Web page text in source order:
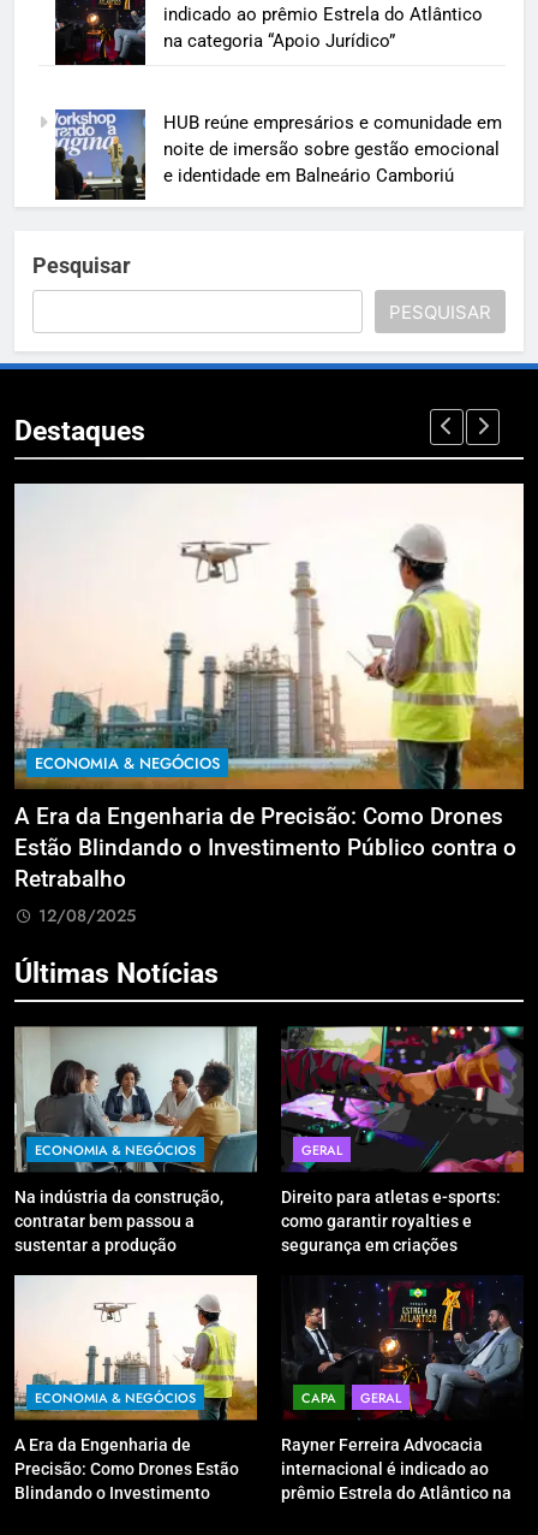
indicado ao prêmio Estrela do Atlântico
na categoria “Apoio Jurídico”
HUB reúne empresários e comunidade em
noite de imersão sobre gestão emocional
e identidade em Balneário Camboriú
Pesquisar
PESQUISAR
Destaques
ECONOMIA & NEGÓCIOS
A Era da Engenharia de Precisão: Como Drones
Estão Blindando o Investimento Público contra o
Retrabalho
12/08/2025
Últimas Notícias
ECONOMIA & NEGÓCIOS
Na indústria da construção,
contratar bem passou a
sustentar a produção
GERAL
Direito para atletas e-sports:
como garantir royalties e
segurança em criações
ECONOMIA & NEGÓCIOS
A Era da Engenharia de
Precisão: Como Drones Estão
Blindando o Investimento
CAPA GERAL
Rayner Ferreira Advocacia
internacional é indicado ao
prêmio Estrela do Atlântico na